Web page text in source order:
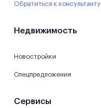
Обратиться к консультанту
Недвижимость
Новостройки
Спецпредложения
Сервисы